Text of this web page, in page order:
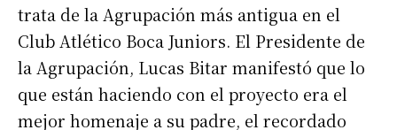
trata de la Agrupación más antigua en el
Club Atlético Boca Juniors. El Presidente de
la Agrupación, Lucas Bitar manifestó que lo
que están haciendo con el proyecto era el
mejor homenaje a su padre, el recordado